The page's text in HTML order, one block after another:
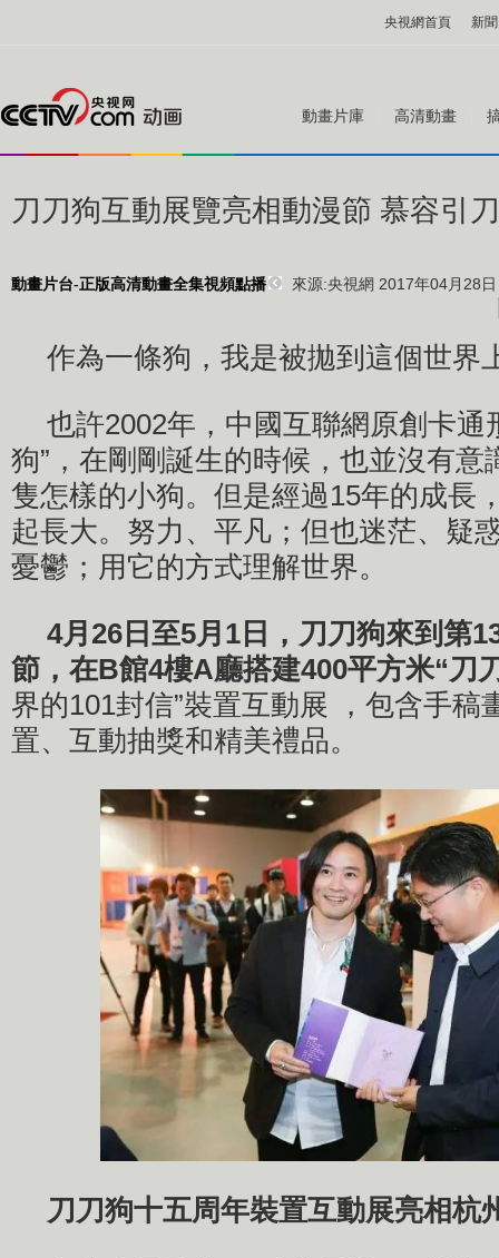
央視網首頁 新聞
動畫片庫 高清動畫
刀刀狗互動展覽亮相動漫節 慕容引
動畫片台-正版高清動畫全集視頻點播 來源:央視網 2017年04月28
作為一條狗，我是被拋到這個世
也許2002年，中國互聯網原創卡通
狗”，在剛剛誕生的時候，也並沒有意
隻怎樣的小狗。但是經過15年的成長
起長大。努力、平凡；但也迷茫、疑
憂鬱；用它的方式理解世界。
4月26日至5月1日，刀刀狗來到第
節，在B館4樓A廳搭建400平方米“刀
界的101封信”裝置互動展 ，包含手稿
置、互動抽獎和精美禮品。
刀刀狗十五周年裝置互動展亮相杭